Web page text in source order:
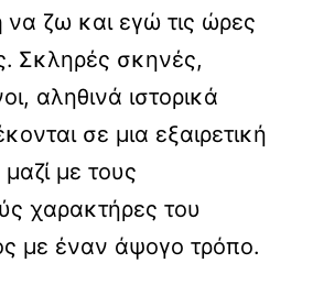
να ζω και εγώ τις ώρες
Σκληρές σκηνές,
αληθινά ιστορικά
σε μια εξαιρετική
με τους
χαρακτήρες του
με έναν άψογο τρόπο.